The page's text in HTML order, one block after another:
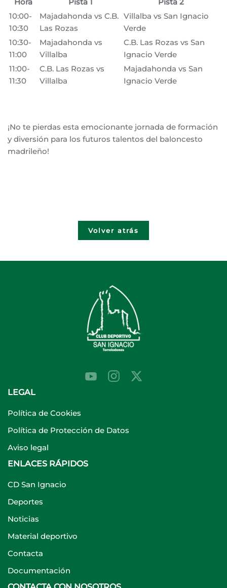
10:00-
10:30
Majadahonda vs C.B.
Las Rozas
Villalba vs San Ignacio
Verde
10:30-
11:00
Majadahonda vs
Villalba
C.B. Las Rozas vs San
Ignacio Verde
11:00-
11:30
C.B. Las Rozas vs
Villalba
Majadahonda vs San
Ignacio Verde
¡No te pierdas esta emocionante jornada de formación
y diversión para los futuros talentos del baloncesto
madrileño!
Volver atrás
LEGAL
Política de Cookies
Política de Protección de Datos
Aviso legal
ENLACES RÁPIDOS
CD San Ignacio
Deportes
Noticias
Material deportivo
Contacta
Documentación